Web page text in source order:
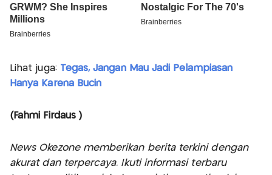
Lihat juga: Tegas, Jangan Mau Jadi Pelampiasan
Hanya Karena Bucin
(Fahmi Firdaus )
News Okezone memberikan berita terkini dengan
akurat dan terpercaya. Ikuti informasi terbaru